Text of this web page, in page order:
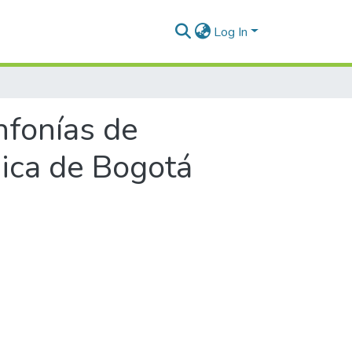
Log In
de
de Bogotá